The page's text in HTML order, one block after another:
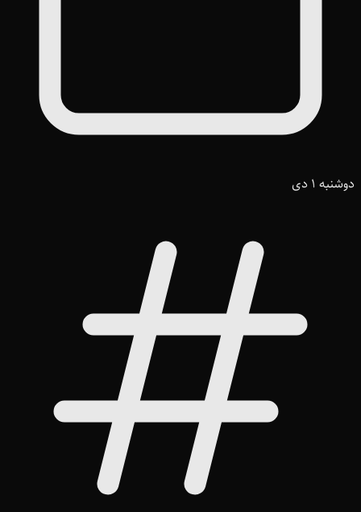
دوشنبه 1 دی